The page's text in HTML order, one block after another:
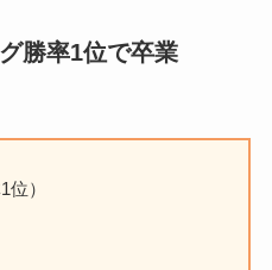
勝率1位で卒業
）